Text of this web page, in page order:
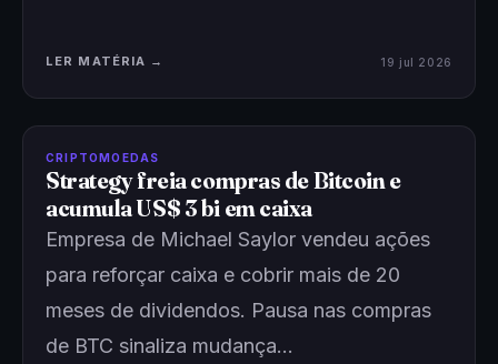
LER MATÉRIA → 19 jul 2026
CRIPTOMOEDAS
Strategy freia compras de Bitcoin e
acumula US$ 3 bi em caixa
Empresa de Michael Saylor vendeu ações
para reforçar caixa e cobrir mais de 20
meses de dividendos. Pausa nas compras
de BTC sinaliza mudança…